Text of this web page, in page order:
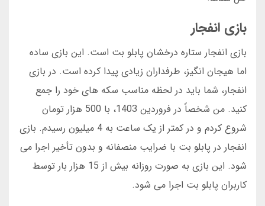
بازی انفجار
بازی انفجار ستاره درخشان پابلو بت است. این بازی ساده
اما هیجان انگیز، طرفداران زیادی پیدا کرده است. در بازی
انفجار، شما باید در لحظه مناسب سکه های خود را جمع
کنید. من شخصاً در فروردین 1403، با 500 هزار تومان
شروع کردم و در کمتر از یک ساعت به 4 میلیون رسیدم. بازی
انفجار در پابلو بت با ضرایب منصفانه و بدون تأخیر اجرا می
شود. این بازی به صورت روزانه بیش از 15 هزار بار توسط
کاربران پابلو بت اجرا می شود.